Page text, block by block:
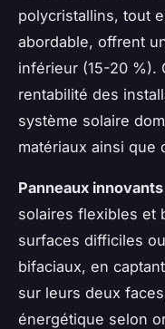
polycristallins, tout
abordable, offrent
inférieur (15-20 %).
rentabilité des
système solaire
matériaux ainsi que
Panneaux
solaires flexibles et
surfaces difficiles
bifaciaux, en
sur leurs deux
énergétique selon